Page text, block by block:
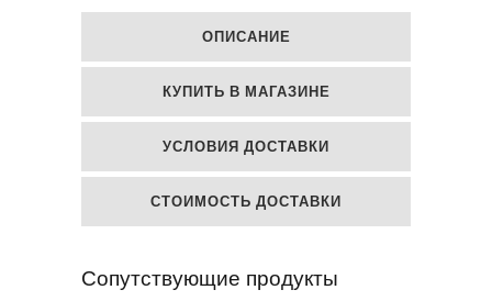
quantity
ОПИСАНИЕ
КУПИТЬ В МАГАЗИНЕ
УСЛОВИЯ ДОСТАВКИ
СТОИМОСТЬ ДОСТАВКИ
Сопутствующие продукты